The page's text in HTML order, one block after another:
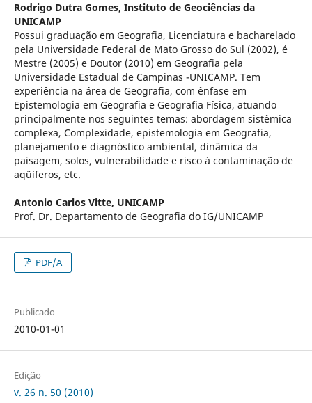
Rodrigo Dutra Gomes, Instituto de Geociências da
UNICAMP
Possui graduação em Geografia, Licenciatura e bacharelado
pela Universidade Federal de Mato Grosso do Sul (2002), é
Mestre (2005) e Doutor (2010) em Geografia pela
Universidade Estadual de Campinas -UNICAMP. Tem
experiência na área de Geografia, com ênfase em
Epistemologia em Geografia e Geografia Física, atuando
principalmente nos seguintes temas: abordagem sistêmica
complexa, Complexidade, epistemologia em Geografia,
planejamento e diagnóstico ambiental, dinâmica da
paisagem, solos, vulnerabilidade e risco à contaminação de
aqüíferos, etc.
Antonio Carlos Vitte, UNICAMP
Prof. Dr. Departamento de Geografia do IG/UNICAMP
PDF/A
Publicado
2010-01-01
Edição
v. 26 n. 50 (2010)